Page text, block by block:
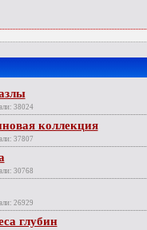
38024
коллекция
37807
30768
26929
глубин